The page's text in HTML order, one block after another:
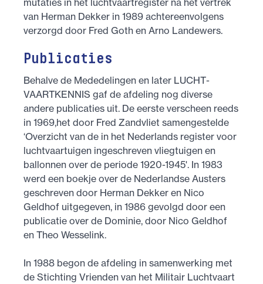
van Herman Dekker in 1989 achtereenvolgens
verzorgd door Fred Goth en Arno Landewers.
Publicaties
Behalve de Mededelingen en later LUCHT­
VAARTKENNIS gaf de afdeling nog diverse
andere publicaties uit. De eerste verscheen reeds
in 1969,het door Fred Zandvliet samengestelde
‘Overzicht van de in het Nederlands register voor
luchtvaartuigen ingeschreven vliegtuigen en
ballonnen over de periode 1920-1945'. In 1983
werd een boekje over de Nederlandse Austers
geschreven door Herman Dekker en Nico
Geldhof uitgegeven, in 1986 gevolgd door een
publicatie over de Dominie, door Nico Geldhof
en Theo Wesselink.
In 1988 begon de afdeling in samenwerking met
de Stichting Vrienden van het Militair Luchtvaart